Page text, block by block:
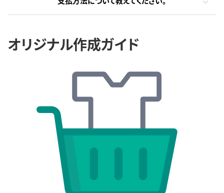
オリジナル作成ガイド